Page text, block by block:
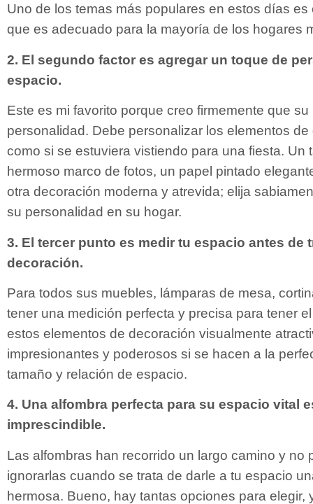
Uno de los temas más populares en estos días
que es adecuado para la mayoría de los hogares
2. El segundo factor es agregar un toque de
espacio.
Este es mi favorito porque creo firmemente que
personalidad. Debe personalizar los elementos
como si se estuviera vistiendo para una fiesta. Un
hermoso marco de fotos, un papel pintado
otra decoración moderna y atrevida; elija
su personalidad en su hogar.
3. El tercer punto es medir tu espacio antes de
decoración.
Para todos sus muebles, lámparas de mesa,
tener una medición perfecta y precisa para tener
estos elementos de decoración visualmente
impresionantes y poderosos si se hacen a la
tamaño y relación de espacio.
4. Una alfombra perfecta para su espacio vital
imprescindible.
Las alfombras han recorrido un largo camino y no
ignorarlas cuando se trata de darle a tu espacio
hermosa. Bueno, hay tantas opciones para elegir,